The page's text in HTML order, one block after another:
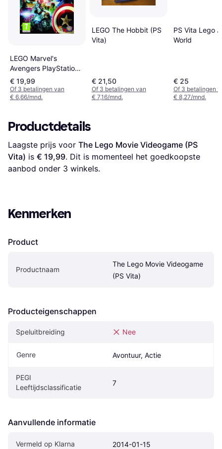
LEGO Marvel's
Avengers PlayStation
Vita
€ 19,99
Of 3 betalingen van
€ 6,66/mnd.
LEGO The Hobbit (PS
Vita)
€ 21,50
Of 3 betalingen van
€ 7,16/mnd.
PS Vita Lego
World
€ 25
Of 3 betalingen
€ 8,27/mnd.
Productdetails
Laagste prijs voor The Lego Movie Videogame (PS
Vita) is € 19,99. Dit is momenteel het goedkoopste
aanbod onder 3 winkels.
Kenmerken
Product
Productnaam
The Lego Movie Videogame
(PS Vita)
Producteigenschappen
Speluitbreiding Nee
Genre Avontuur, Actie
PEGI
Leeftijdsclassificatie
7
Aanvullende informatie
Vermeld op Klarna 2014-01-15